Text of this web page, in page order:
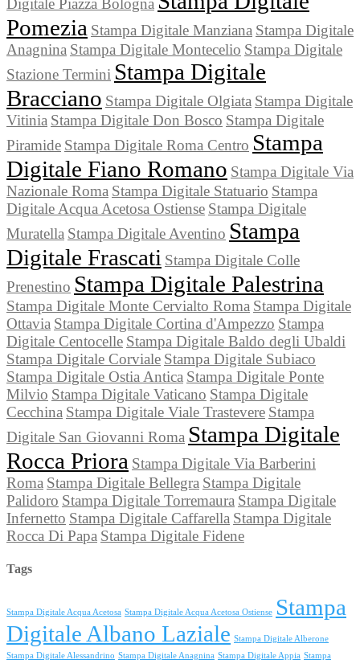
Digitale Piazza Bologna
Pomezia Stampa Digitale Manziana Stampa Digitale
Anagnina Stampa Digitale Montecelio Stampa Digitale
Stazione Termini Stampa Digitale
Bracciano Stampa Digitale Olgiata Stampa Digitale
Vitinia Stampa Digitale Don Bosco Stampa Digitale
Piramide Stampa Digitale Roma Centro Stampa
Digitale Fiano Romano Stampa Digitale Via
Nazionale Roma Stampa Digitale Statuario Stampa
Digitale Acqua Acetosa Ostiense Stampa Digitale
Muratella Stampa Digitale Aventino Stampa
Digitale Frascati Stampa Digitale Colle
Prenestino Stampa Digitale Palestrina
Stampa Digitale Monte Cervialto Roma Stampa Digitale
Ottavia Stampa Digitale Cortina d'Ampezzo Stampa
Digitale Centocelle Stampa Digitale Baldo degli Ubaldi
Stampa Digitale Corviale Stampa Digitale Subiaco
Stampa Digitale Ostia Antica Stampa Digitale Ponte
Milvio Stampa Digitale Vaticano Stampa Digitale
Cecchina Stampa Digitale Viale Trastevere Stampa
Digitale San Giovanni Roma Stampa Digitale
Rocca Priora Stampa Digitale Via Barberini
Roma Stampa Digitale Bellegra Stampa Digitale
Palidoro Stampa Digitale Torremaura Stampa Digitale
Infernetto Stampa Digitale Caffarella Stampa Digitale
Rocca Di Papa Stampa Digitale Fidene
Tags
Stampa Digitale Acqua Acetosa Stampa Digitale Acqua Acetosa Ostiense Stampa
Digitale Albano Laziale Stampa Digitale Alberone
Stampa Digitale Alessandrino Stampa Digitale Anagnina Stampa Digitale Appia Stampa